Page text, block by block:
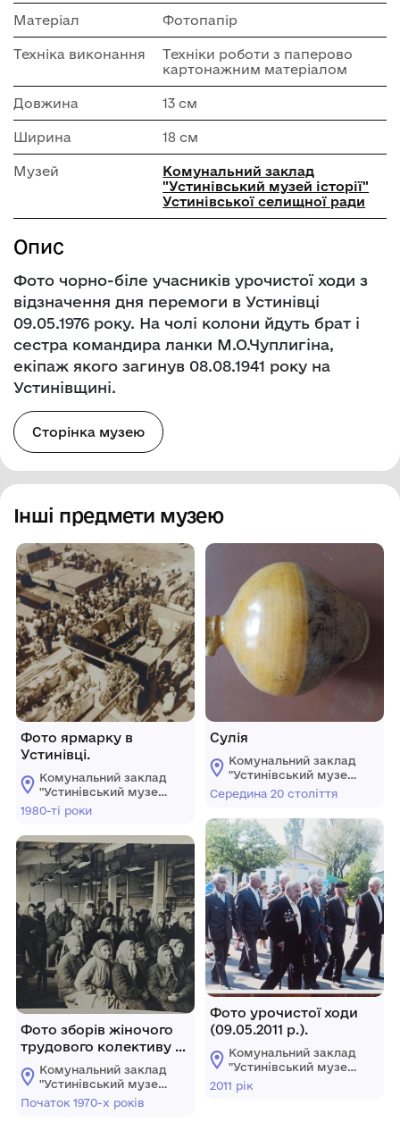
Матеріал Фотопапір
Техніка виконання
Техніки роботи з паперово
картонажним матеріалом
Довжина 13 см
Ширина 18 см
Музей
Комунальний заклад
"Устинівський музей історії"
Устинівської селищної ради
Опис
Фото чорно-біле учасників урочистої ходи з
відзначення дня перемоги в Устинівці
09.05.1976 року. На чолі колони йдуть брат і
сестра командира ланки М.О.Чуплигіна,
екіпаж якого загинув 08.08.1941 року на
Устинівщині.
Сторінка музею
Інші предмети музею
Фото ярмарку в
Устинівці.
Комунальний заклад
"Устинівський музей
історії" Устинівської
селищної ради
1980-ті роки
Фото зборів жіночого
трудового колективу у
виробничому цеху.
Комунальний заклад
"Устинівський музей
історії" Устинівської
селищної ради
Початок 1970-х років
Сулія
Комунальний заклад
"Устинівський музей
історії" Устинівської
селищної ради
Середина 20 століття
Фото урочистої ходи
(09.05.2011 р.).
Комунальний заклад
"Устинівський музей
історії" Устинівської
селищної ради
2011 рік